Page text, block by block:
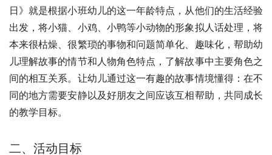
日》就是根据小班幼儿的这一年龄特点，从他们的生活经验
出发，将小猫、小鸡、小鸭等小动物的形象拟人话处理，将
本来很枯燥、很繁琐的事物和问题简单化、趣味化，帮助幼
儿理解故事的情节和人物角色特点，了解故事中主要角色之
间的相互关系。让幼儿通过这一有趣的故事情境懂得：在不
同的地方需要安静以及好朋友之间应该互相帮助，共同成长
的教学目标。
二、活动目标